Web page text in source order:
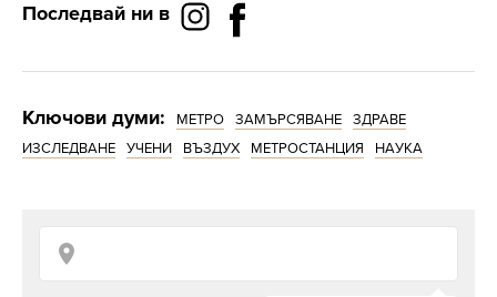
въздуха в метрото показват и направените
подобни изследвания в испанския
Последвай ни в
Ключови думи: МЕТРО ЗАМЪРСЯВАНЕ
ЗДРАВЕ
ИЗСЛЕДВАНЕ
УЧЕНИ ВЪЗДУХ МЕТРОСТАНЦИЯ НАУКА